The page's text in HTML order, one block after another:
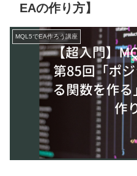
EAの作り方】
MQL5でEA作ろう講座